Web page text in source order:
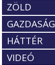
ZÖLD
GAZDASÁG
HÁTTÉR
VIDEÓ